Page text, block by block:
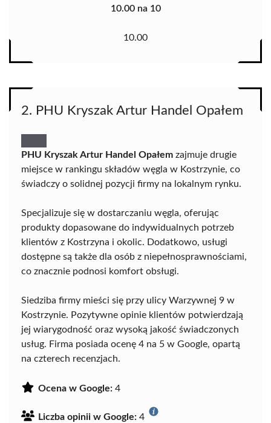
10.00 na 10
10.00
2. PHU Kryszak Artur Handel Opałem
PHU Kryszak Artur Handel Opałem zajmuje drugie
miejsce w rankingu składów węgla w Kostrzynie, co
świadczy o solidnej pozycji firmy na lokalnym rynku.
Specjalizuje się w dostarczaniu węgla, oferując
produkty dopasowane do indywidualnych potrzeb
klientów z Kostrzyna i okolic. Dodatkowo, usługi
dostępne są także dla osób z niepełnosprawnościami,
co znacznie podnosi komfort obsługi.
Siedziba firmy mieści się przy ulicy Warzywnej 9 w
Kostrzynie. Pozytywne opinie klientów potwierdzają
jej wiarygodność oraz wysoką jakość świadczonych
usług. Firma posiada ocenę 4 na 5 w Google, opartą
na czterech recenzjach.
Ocena w Google: 4
Liczba opinii w Google: 4